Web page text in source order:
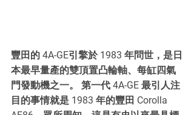
豐田的 4A-GE引擎於 1983 年問世，是日
本最早量產的雙頂置凸輪軸、每缸四氣
門發動機之一。 第一代 4A-GE 最引人注
目的事情就是 1983 年的豐田 Corolla